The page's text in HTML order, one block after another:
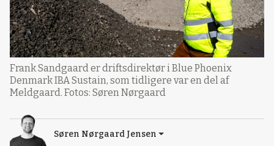
Frank Sandgaard er driftsdirektør i Blue Phoenix
Denmark IBA Sustain, som tidligere var en del af
Meldgaard. Fotos: Søren Nørgaard
Søren Nørgaard Jensen